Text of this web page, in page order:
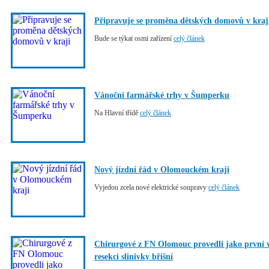
Připravuje se proměna dětských domovů v
Bude se týkat osmi zařízení celý článek
Vánoční farmářské trhy v Šumperku
Na Hlavní třídě celý článek
Nový jízdní řád v Olomouckém kraji
Vyjedou zcela nové elektrické soupravy celý článek
Chirurgové z FN Olomouc provedli jako první
resekci slinivky břišní